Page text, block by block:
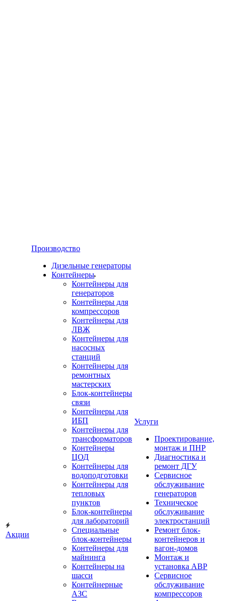
Акции
Производство
Дизельные генераторы
Контейнеры
Контейнеры для
генераторов
Контейнеры для
компрессоров
Контейнеры для
ЛВЖ
Контейнеры для
насосных
станций
Контейнеры для
ремонтных
мастерских
Блок-контейнеры
связи
Контейнеры для
ИБП
Контейнеры для
трансформаторов
Контейнеры
ЦОД
Контейнеры для
водоподготовки
Контейнеры для
тепловых
пунктов
Блок-контейнеры
для лабораторий
Специальные
блок-контейнеры
Контейнеры для
майнинга
Контейнеры на
шасси
Контейнерные
АЗС
Услуги
Проектирование,
монтаж и ПНР
Диагностика и
ремонт ДГУ
Сервисное
обслуживание
генераторов
Техническое
обслуживание
электростанций
Ремонт блок-
контейнеров и
вагон-домов
Монтаж и
установка АВР
Сервисное
обслуживание
компрессоров